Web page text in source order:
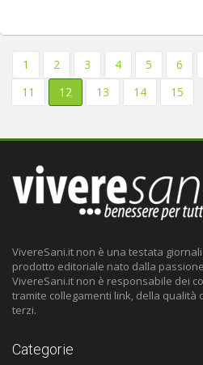
1 2 3 4 5 6
11
12 13 14 15
VivereSani.it non è una testata
prodotto editoriale nato dalla
VivereSani.it non è responsabile dei
tramite collegamenti link, della
terzi.
Categorie